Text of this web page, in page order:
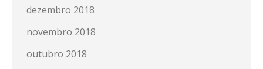
dezembro 2018
novembro 2018
outubro 2018